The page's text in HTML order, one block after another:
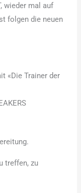
wieder mal auf
folgen die neuen
«Die Trainer der
treffen, zu